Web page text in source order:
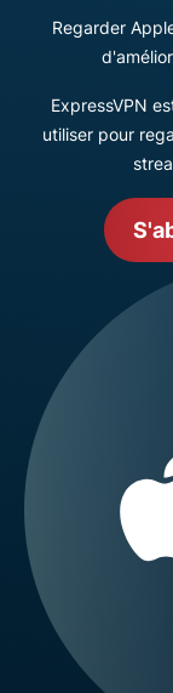
Regarder
ExpressVPN
utiliser pour